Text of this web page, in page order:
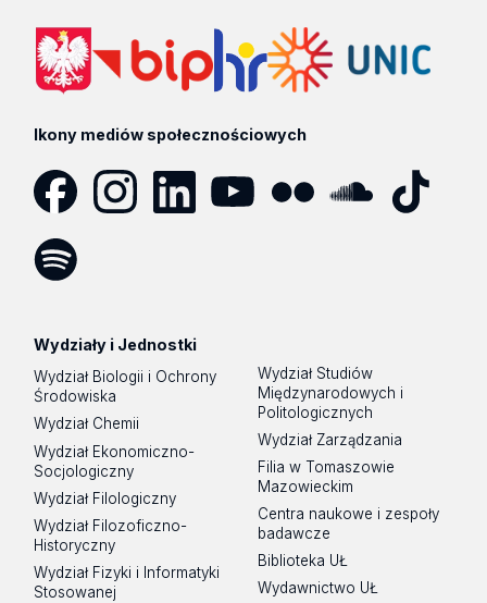
Ikony mediów społecznościowych
Wydziały i Jednostki
Wydział Biologii i Ochrony
Środowiska
Wydział Chemii
Wydział Ekonomiczno-
Socjologiczny
Wydział Filologiczny
Wydział Filozoficzno-
Historyczny
Wydział Fizyki i Informatyki
Stosowanej
Wydział Studiów
Międzynarodowych i
Politologicznych
Wydział Zarządzania
Filia w Tomaszowie
Mazowieckim
Centra naukowe i zespoły
badawcze
Biblioteka UŁ
Wydawnictwo UŁ